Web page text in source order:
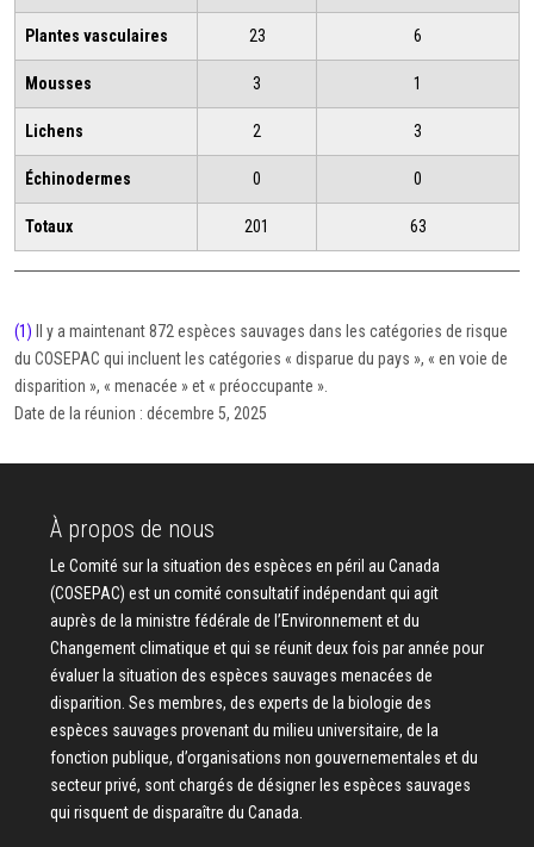
Plantes vasculaires 23 6
Mousses 3 1
Lichens 2 3
Échinodermes 0 0
Totaux 201 63
(1) Il y a maintenant 872 espèces sauvages dans les catégories de risque
du COSEPAC qui incluent les catégories « disparue du pays », « en voie de
disparition », « menacée » et « préoccupante ».
Date de la réunion : décembre 5, 2025
À propos de nous
Le Comité sur la situation des espèces en péril au Canada
(COSEPAC) est un comité consultatif indépendant qui agit
auprès de la ministre fédérale de l’Environnement et du
Changement climatique et qui se réunit deux fois par année pour
évaluer la situation des espèces sauvages menacées de
disparition. Ses membres, des experts de la biologie des
espèces sauvages provenant du milieu universitaire, de la
fonction publique, d’organisations non gouvernementales et du
secteur privé, sont chargés de désigner les espèces sauvages
qui risquent de disparaître du Canada.